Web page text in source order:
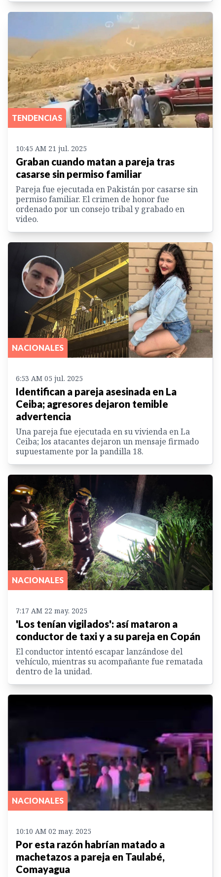
TENDENCIAS
10:45 AM 21 jul. 2025
Graban cuando matan a pareja tras
casarse sin permiso familiar
Pareja fue ejecutada en Pakistán por casarse sin
permiso familiar. El crimen de honor fue
ordenado por un consejo tribal y grabado en
video.
NACIONALES
6:53 AM 05 jul. 2025
Identifican a pareja asesinada en La
Ceiba; agresores dejaron temible
advertencia
Una pareja fue ejecutada en su vivienda en La
Ceiba; los atacantes dejaron un mensaje firmado
supuestamente por la pandilla 18.
NACIONALES
7:17 AM 22 may. 2025
'Los tenían vigilados': así mataron a
conductor de taxi y a su pareja en Copán
El conductor intentó escapar lanzándose del
vehículo, mientras su acompañante fue rematada
dentro de la unidad.
NACIONALES
10:10 AM 02 may. 2025
Por esta razón habrían matado a
machetazos a pareja en Taulabé,
Comayagua